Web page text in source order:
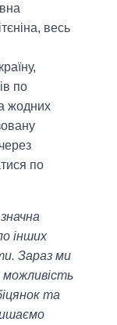
весь
по
жодних
по
інших
Зараз ми
можливість
та